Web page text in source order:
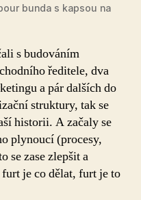
bunda s kapsou na
s budováním
ředitele, dva
a pár dalších do
struktury, tak se
historii. A začaly se
plynoucí (procesy,
se zase zlepšit a
je co dělat, furt je to